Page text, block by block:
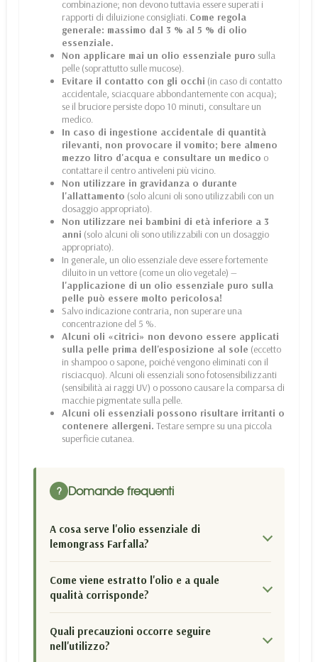
combinazione; non devono tuttavia essere superati i
rapporti di diluizione consigliati. Come regola
generale: massimo dal 3 % al 5 % di olio
essenziale.
Non applicare mai un olio essenziale puro sulla
pelle (soprattutto sulle mucose).
Evitare il contatto con gli occhi (in caso di contatto
accidentale, sciacquare abbondantemente con acqua);
se il bruciore persiste dopo 10 minuti, consultare un
medico.
In caso di ingestione accidentale di quantità
rilevanti, non provocare il vomito; bere almeno
mezzo litro d'acqua e consultare un medico o
contattare il centro antiveleni più vicino.
Non utilizzare in gravidanza o durante
l'allattamento (solo alcuni oli sono utilizzabili con un
dosaggio appropriato).
Non utilizzare nei bambini di età inferiore a 3
anni (solo alcuni oli sono utilizzabili con un dosaggio
appropriato).
In generale, un olio essenziale deve essere fortemente
diluito in un vettore (come un olio vegetale) —
l'applicazione di un olio essenziale puro sulla
pelle può essere molto pericolosa!
Salvo indicazione contraria, non superare una
concentrazione del 5 %.
Alcuni oli «citrici» non devono essere applicati
sulla pelle prima dell'esposizione al sole (eccetto
in shampoo o sapone, poiché vengono eliminati con il
risciacquo). Alcuni oli essenziali sono fotosensibilizzanti
(sensibilità ai raggi UV) o possono causare la comparsa di
macchie pigmentate sulla pelle.
Alcuni oli essenziali possono risultare irritanti o
contenere allergeni. Testare sempre su una piccola
superficie cutanea.
? Domande frequenti
A cosa serve l'olio essenziale di
lemongrass Farfalla?
Come viene estratto l'olio e a quale
qualità corrisponde?
Quali precauzioni occorre seguire
nell'utilizzo?